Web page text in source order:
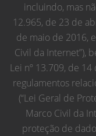
incluindo, mas
12.965, de 23 de
de maio de 2016,
Civil da Internet”),
Lei nº 13.709, de
regulamentos
(“Lei Geral de
Marco Civil da
proteção de